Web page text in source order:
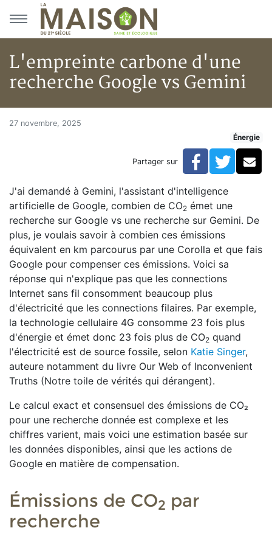
Aller au menu principal
Aller au contenu principal
L'empreinte carbone d'une
recherche Google vs Gemini
Accueil
L'empreinte carbone d'une
27 novembre, 2025
Énergie
Partager sur Facebook
J'ai demandé à Gemini, l'assistant d'intelligence
artificielle de Google, combien de CO2 émet une
recherche sur Google vs une recherche sur Gemini. De
plus, je voulais savoir à combien ces émissions
équivalent en km parcourus par une Corolla et que fais
Google pour compenser ces émissions. Voici sa
réponse qui n'explique pas que les connections
Internet sans fil consomment beaucoup plus
d'électricité que les connections filaires. Par exemple,
la technologie cellulaire 4G consomme 23 fois plus
d'énergie et émet donc 23 fois plus de CO2 quand
l'électricité est de source fossile, selon Katie Singer,
auteure notamment du livre Our Web of Inconvenient
Truths (Notre toile de vérités qui dérangent).
Le calcul exact et consensuel des émissions de CO₂
pour une recherche donnée est complexe et les
chiffres varient, mais voici une estimation basée sur
les données disponibles, ainsi que les actions de
Google en matière de compensation.
Émissions de CO2 par
recherche